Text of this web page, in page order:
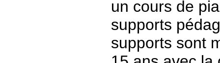
un cours de
supports
supports sont